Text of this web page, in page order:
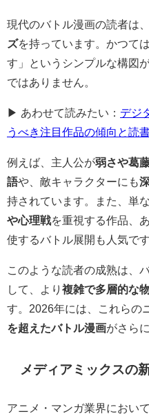
現代のバトル漫画の読者は
ズを持っています。かつて
す」というシンプルな構図
ではありません。
▶ あわせて読みたい： デジ
うべき注目作品の傾向と読
例えば、主人公が弱さや葛
語や、敵キャラクターにも
持されています。また、単
や心理戦を重視する作品、
使するバトル展開も人気です
このような読者の成熟は、
して、より 複雑で多層的な
す。2026年には、これらの
を超えたバトル漫画がさら
メディアミックスの
アニメ・マンガ業界において